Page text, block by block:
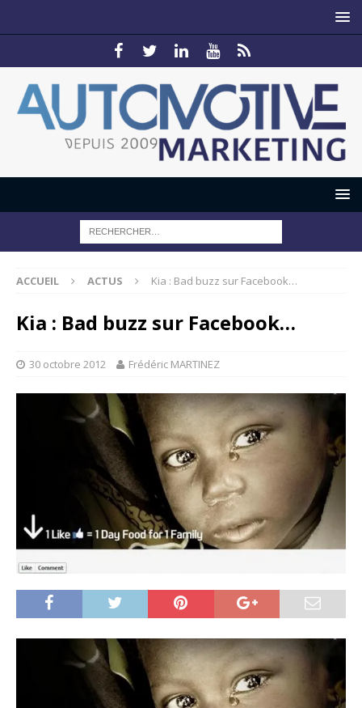
ACCUEIL ACTUS Kia : Bad buzz sur Facebook…
Kia : Bad buzz sur Facebook…
30 octobre 2012 Frédéric MARTINEZ